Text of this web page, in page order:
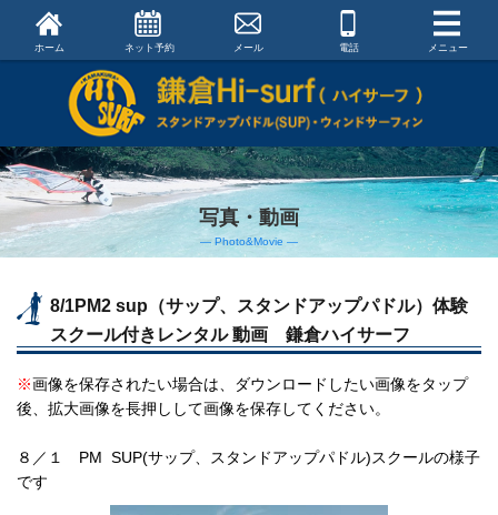
ホーム ネット予約 メール 電話 メニュー
写真・動画
― Photo&Movie ―
8/1PM2 sup（サップ、スタンドアップパドル）体験
スクール付きレンタル 動画 鎌倉ハイサーフ
※画像を保存されたい場合は、ダウンロードしたい画像をタップ
後、拡大画像を長押しして画像を保存してください。
８／１ PM SUP(サップ、スタンドアップパドル)スクールの様子
です